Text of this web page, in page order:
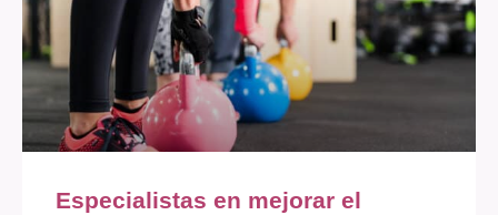
Especialistas en mejorar el